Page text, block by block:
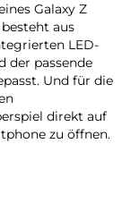
Galaxy Z
aus
LED-
der passende
Und für die
direkt auf
zu öffnen.